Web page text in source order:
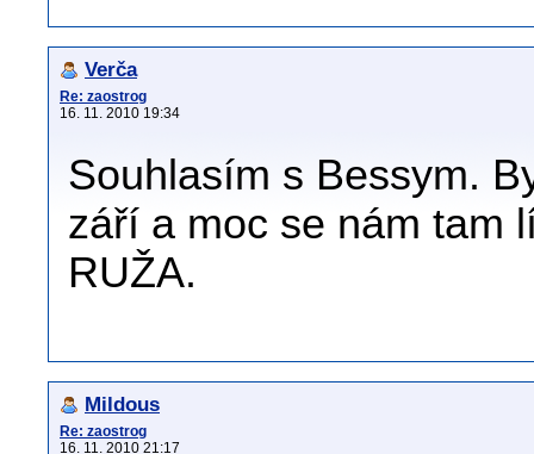
Verča
Re: zaostrog
16. 11. 2010 19:34
Souhlasím s Bessym.
září a moc se nám tam
RUŽA.
Mildous
Re: zaostrog
16. 11. 2010 21:17